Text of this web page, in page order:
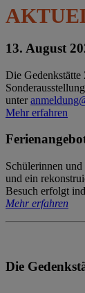
13. August
Die Gedenkstätte
unter
Mehr erfahren
Schülerinnen
und ein
Besuch erfolgt
Mehr erfahren
Die